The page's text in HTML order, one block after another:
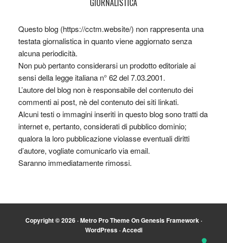
GIORNALISTICA
Questo blog (https://cctm.website/) non rappresenta una
testata giornalistica in quanto viene aggiornato senza
alcuna periodicità.
Non può pertanto considerarsi un prodotto editoriale ai
sensi della legge italiana n° 62 del 7.03.2001.
L’autore del blog non è responsabile del contenuto dei
commenti ai post, nè del contenuto dei siti linkati.
Alcuni testi o immagini inseriti in questo blog sono tratti da
internet e, pertanto, considerati di pubblico dominio;
qualora la loro pubblicazione violasse eventuali diritti
d’autore, vogliate comunicarlo via email.
Saranno immediatamente rimossi.
Copyright © 2026 ·Metro Pro ThemeOnGenesis Framework·
WordPress·Accedi